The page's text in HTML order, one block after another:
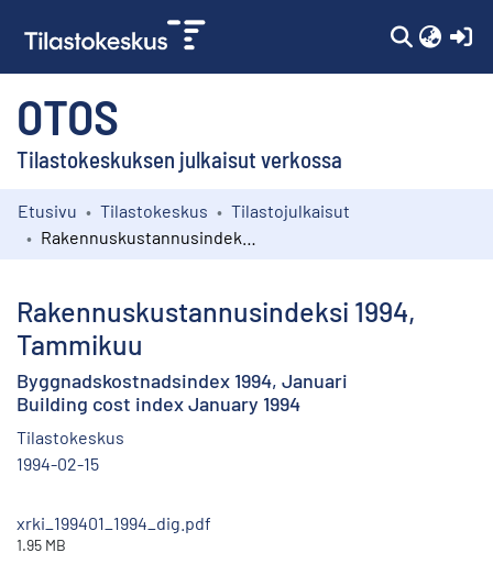
OTOS
Tilastokeskuksen julkaisut verkossa
Kokoelmat
Etusivu Tilastokeskus
Tilastojulkaisut
Rakennuskustannusindeksi 1994,
Tammikuu
Byggnadskostnadsindex 1994, Januari
Building cost index January 1994
Tilastokeskus
1994-02-15
xrki_199401_1994_dig.pdf
1.95 MB